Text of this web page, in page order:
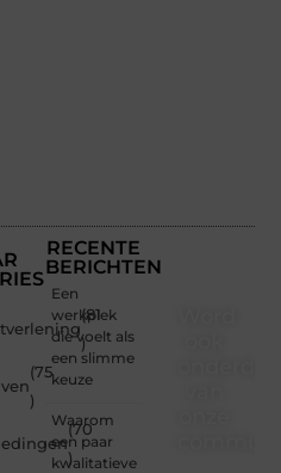
(81
)
(75
)
(70
)
RECENTE
BERICHTEN
Een
werkplek
die voelt als
een slimme
keuze
Waarom
een paar
kwalitatieve